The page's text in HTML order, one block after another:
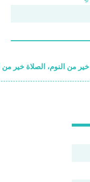
خير من النوم، الصلاة خير من